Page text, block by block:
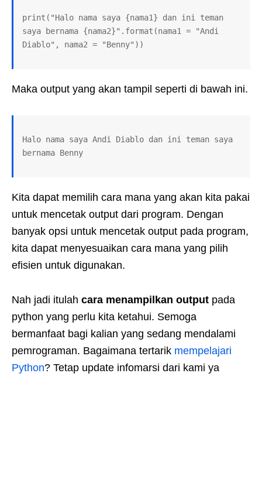
print("Halo nama saya {nama1} dan ini teman
saya bernama {nama2}".format(nama1 = "Andi
Diablo", nama2 = "Benny"))
Maka output yang akan tampil seperti di bawah ini.
Halo nama saya Andi Diablo dan ini teman saya
bernama Benny
Kita dapat memilih cara mana yang akan kita pakai
untuk mencetak output dari program. Dengan
banyak opsi untuk mencetak output pada program,
kita dapat menyesuaikan cara mana yang pilih
efisien untuk digunakan.
Nah jadi itulah cara menampilkan output pada
python yang perlu kita ketahui. Semoga
bermanfaat bagi kalian yang sedang mendalami
pemrograman. Bagaimana tertarik mempelajari
Python? Tetap update infomarsi dari kami ya